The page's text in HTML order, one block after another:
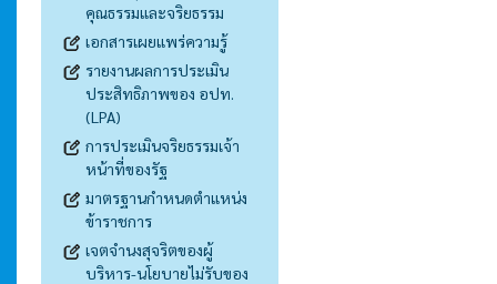
คุณธรรมและจริยธรรม
เอกสารเผยแพร่ความรู้
รายงานผลการประเมิน
ประสิทธิภาพของ อปท.
(LPA)
การประเมินจริยธรรมเจ้า
หน้าที่ของรัฐ
มาตรฐานกำหนดตำแหน่ง
ข้าราชการ
เจตจำนงสุจริตของผู้
บริหาร-นโยบายไม่รับของ